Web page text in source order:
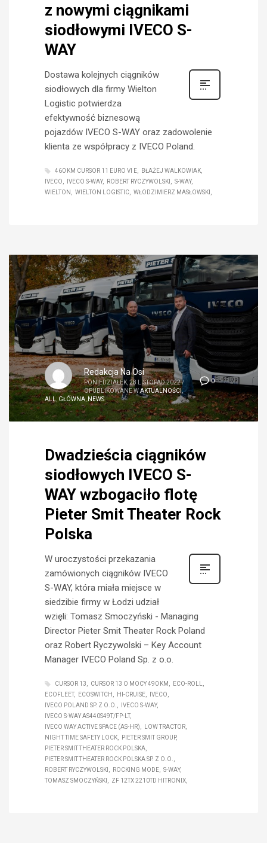
z nowymi ciągnikami
siodłowymi IVECO S-
WAY
Dostawa kolejnych ciągników
siodłowych dla firmy Wielton
Logistic potwierdza
efektywność biznesową
pojazdów IVECO S-WAY oraz zadowolenie
klienta ze współpracy z IVECO Poland.
460 KM CURSOR 11 EURO VI E
BŁAŻEJ WALKOWIAK
IVECO
IVECO S-WAY ROBERT RYCZYWOLSKI
S-WAY
WIELTON
WIELTON LOGISTIC WŁODZIMIERZ MASŁOWSKI
0
Redakcja Na Osi
PONIEDZIAŁEK, 28 LISTOPAD 2022/
OPUBLIKOWANE WAKTUALNOŚCI,
ALL
GŁÓWNA,NEWS
Dwadzieścia ciągników
siodłowych IVECO S-
WAY wzbogaciło flotę
Pieter Smit Theater Rock
Polska
W uroczystości przekazania
zamówionych ciągników IVECO
S-WAY, która miała miejsce w
siedzibie firmy w Łodzi udział
wzięli: Tomasz Smoczyński - Managing
Director Pieter Smit Theater Rock Poland
oraz Robert Ryczywolski – Key Account
Manager IVECO Poland Sp. z o.o.
CURSOR 13 CURSOR 13 O MOCY 490 KM
ECO-ROLL
ECOFLEET
ECOSWITCH HI-CRUISE
IVECO
IVECO POLAND SP. Z O.O.
IVECO S-WAY
IVECO S-WAY AS440S49T/FP-LT
IVECO WAY ACTIVE SPACE (AS-HR)
LOW TRACTOR
NIGHT TIME SAFETY LOCK
PIETER SMIT GROUP
PIETER SMIT THEATER ROCK POLSKA
PIETER SMIT THEATER ROCK POLSKA SP. Z O.O.
ROBERT RYCZYWOLSKI
ROCKING MODE
S-WAY
TOMASZ SMOCZYŃSKI
ZF 12TX 2210TD HITRONIX